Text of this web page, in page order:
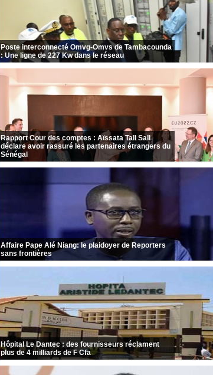
Poste interconnecté Omvg-Omvs de Tambacounda
: Une ligne de 227 Kw dans le réseau
Rapport Cour des comptes : Aïssata Tall Sall
déclare avoir rassuré les partenaires étrangers du
Sénégal
Affaire Pape Alé Niang: le plaidoyer de Reporters
sans frontières
Hôpital Le Dantec : des fournisseurs réclament
plus de 4 milliards de F Cfa